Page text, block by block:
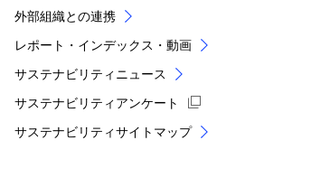
外部組織との連携
レポート・インデックス・動画
サステナビリティニュース
サステナビリティアンケート
サステナビリティサイトマップ